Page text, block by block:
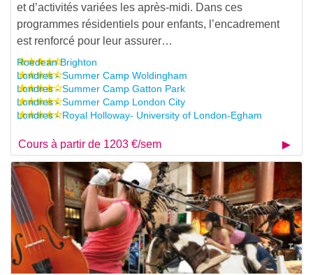
et d’activités variées les après-midi. Dans ces
programmes résidentiels pour enfants, l’encadrement
est renforcé pour leur assurer…
Roedean Brighton
Londres - Summer Camp Woldingham
Londres - Summer Camp Gatton Park
Londres - Summer Camp London City
Londres - Royal Holloway- University of London-Egham
Cours à partir de 1203 €/sem